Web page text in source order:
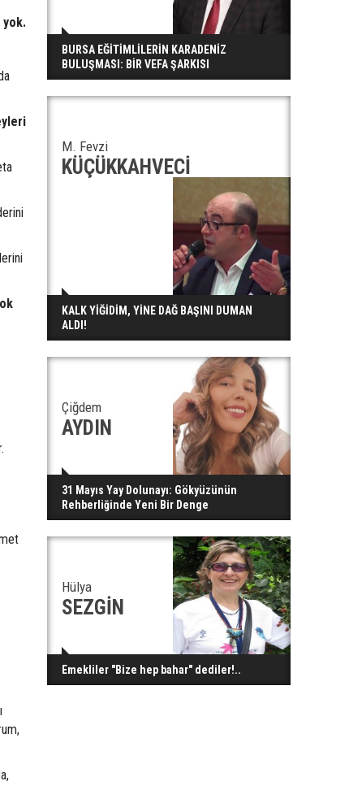
yok.
BURSA EĞİTİMLİLERİN KARADENİZ
BULUŞMASI: BİR VEFA ŞARKISI
M. Fevzi
KÜÇÜKKAHVECİ
KALK YİĞİDİM, YİNE DAĞ BAŞINI DUMAN
ALDI!
Çiğdem
AYDIN
31 Mayıs Yay Dolunayı: Gökyüzünün
Rehberliğinde Yeni Bir Denge
Hülya
SEZGİN
Emekliler "Bize hep bahar" dediler!..